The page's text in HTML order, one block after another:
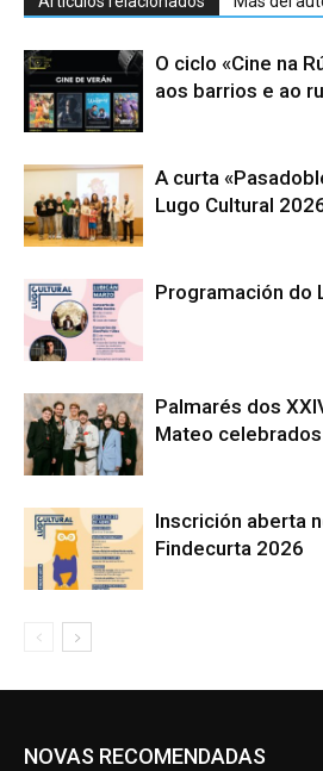
O ciclo «Cine na
aos barrios e ao
A curta
Lugo Cultural
Programación do
Palmarés dos
Mateo
Inscrición aberta
Findecurta 2026
NOVAS RECOMENDADAS